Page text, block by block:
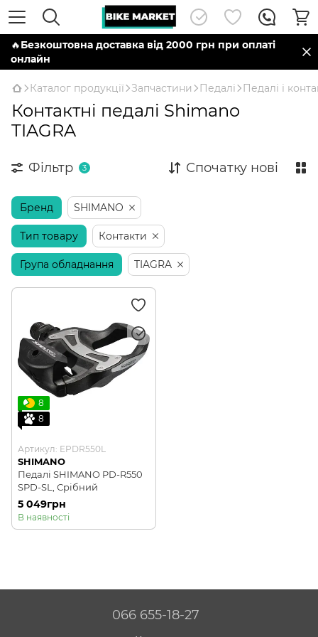
🔥Безкоштовна доставка від 2000 грн при оплаті
онлайн
Каталог продукції Запчастини Педалі Педалі і
Контактні педалі Shimano
TIAGRA
Фільтр 3 Спочатку нові
Бренд SHIMANO
Тип товару Контакти
Група обладнання TIAGRA
8
8
Артикул: EPDR550L
SHIMANO
Педалі SHIMANO PD-R550
SPD-SL, Срібний
5 049грн
В наявності
066 655-18-27